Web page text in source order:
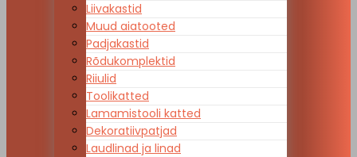
Liivakastid
Muud aiatooted
Padjakastid
Rõdukomplektid
Riiulid
Toolikatted
Lamamistooli katted
Dekoratiivpatjad
Laudlinad ja linad